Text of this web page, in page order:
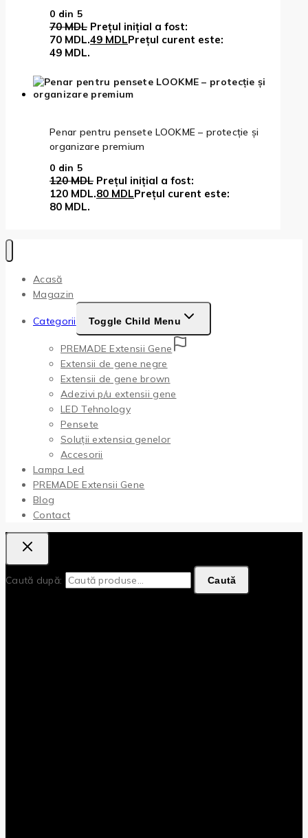
0 din 5
70MDL Prețul inițial a fost:
70 MDL.49 MDLPrețul curent este:
49 MDL.
Penar pentru pensete LOOKME – protecție și
organizare premium
0 din 5
120MDL Prețul inițial a fost:
120 MDL.80 MDLPrețul curent este:
80 MDL.
Acasă
Magazin
Categorii Toggle Child Menu
PREMADE Extensii Gene
Extensii de gene negre
Extensii de gene brown
Adezivi p/u extensii gene
LED Tehnology
Pensete
Soluții extensia genelor
Accesorii
Lampa Led
PREMADE Extensii Gene
Blog
Contact
Caută după: Caută